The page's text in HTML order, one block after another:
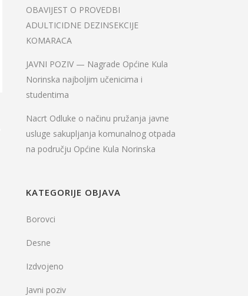
OBAVIJEST O PROVEDBI
ADULTICIDNE DEZINSEKCIJE
KOMARACA
JAVNI POZIV — Nagrade Općine Kula
Norinska najboljim učenicima i
studentima
Nacrt Odluke o načinu pružanja javne
usluge sakupljanja komunalnog otpada
na području Općine Kula Norinska
KATEGORIJE OBJAVA
Borovci
Desne
Izdvojeno
Javni poziv